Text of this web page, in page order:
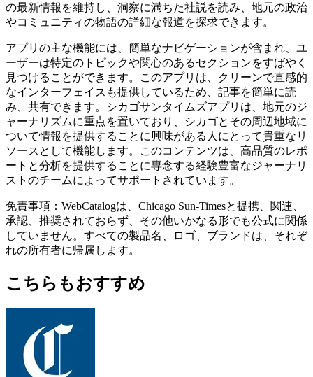
の最新情報を維持し、洞察に満ちた社説を読み、地元の政治
やコミュニティの物語の詳細な報道を探求できます。
アプリの主な機能には、簡単なナビゲーションが含まれ、ユ
ーザーは特定のトピックや関心のあるセクションをすばやく
見つけることができます。このアプリは、クリーンで直感的
なインターフェイスも提供しているため、記事を簡単に読
み、共有できます。シカゴサンタイムズアプリは、地元のジ
ャーナリズムに重点を置いており、シカゴとその周辺地域に
ついて情報を提供することに興味がある人にとって貴重なリ
ソースとして機能します。このコンテンツは、高品質のレポ
ートと分析を提供することに専念する経験豊富なジャーナリ
ストのチームによってサポートされています。
免責事項：WebCatalogは、Chicago Sun-Timesと提携、関連、
承認、推奨されておらず、その他いかなる形でも公式に関係
していません。すべての製品名、ロゴ、ブランドは、それぞ
れの所有者に帰属します。
こちらもおすすめ